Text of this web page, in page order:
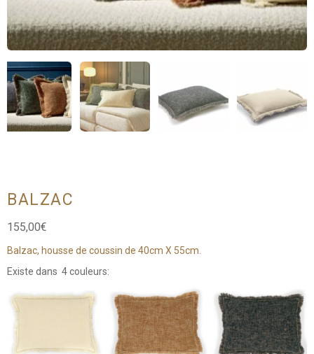
BALZAC
155,00€
Balzac, housse de coussin de 40cm X 55cm.
Existe dans 4 couleurs: